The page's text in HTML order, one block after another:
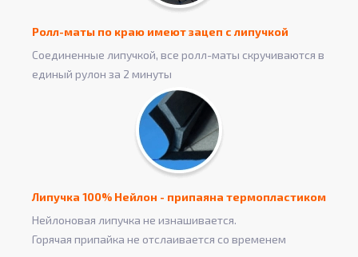
Ролл-маты по краю имеют зацеп с липучкой
Соединенные липучкой, все ролл-маты скручиваются в
единый рулон за 2 минуты
Липучка 100% Нейлон - припаяна термопластиком
Нейлоновая липучка не изнашивается.
Горячая припайка не отслаивается со временем